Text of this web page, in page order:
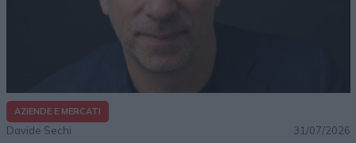
AZIENDE E MERCATI
Davide Sechi 31/07/2026